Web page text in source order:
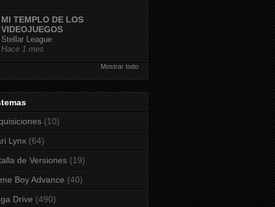
MI TEMPLO DE LOS
VIDEOJUEGOS
Stellar League
Hace 1 mes
Mostrar todo
(10)
Lynx (64)
de Versiones (19)
Boy Advance (40)
Drive (490)